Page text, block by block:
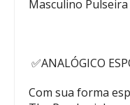
✅ANALÓGICO
Com sua forma